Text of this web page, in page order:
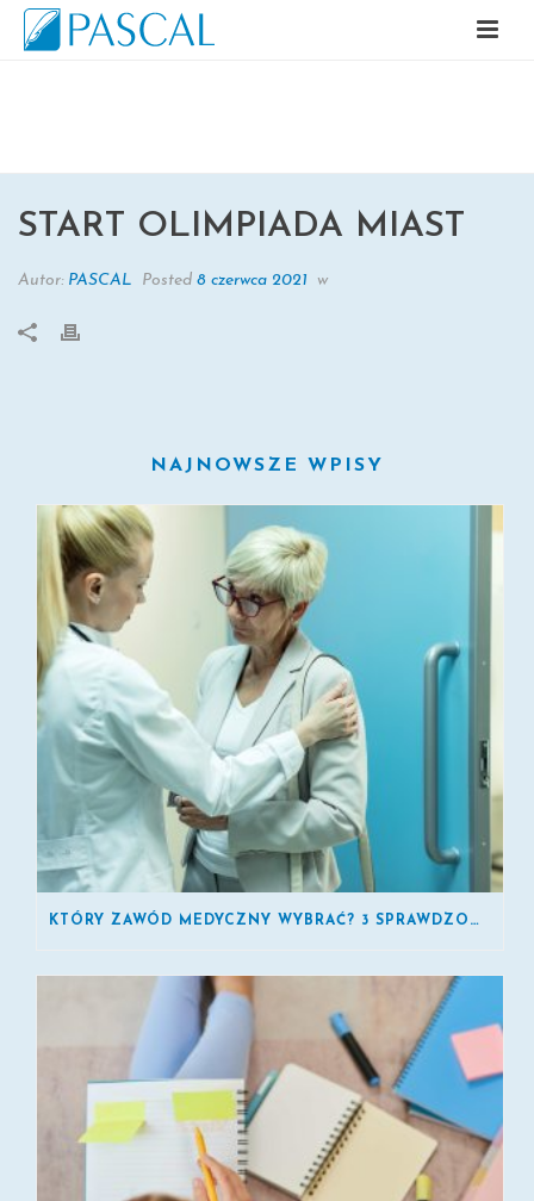
START OLIMPIADA MIAST
Autor: PASCAL Posted 8 czerwca 2021 w
NAJNOWSZE WPISY
KTÓRY ZAWÓD MEDYCZNY WYBRAĆ? 3 SPRAWDZONE KIERUNKI